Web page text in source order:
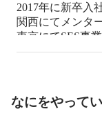
2017年に新卒入
関西にてメンタ
東京にてSES事
現在『IT領域の
エンジニアを始
なにをやって